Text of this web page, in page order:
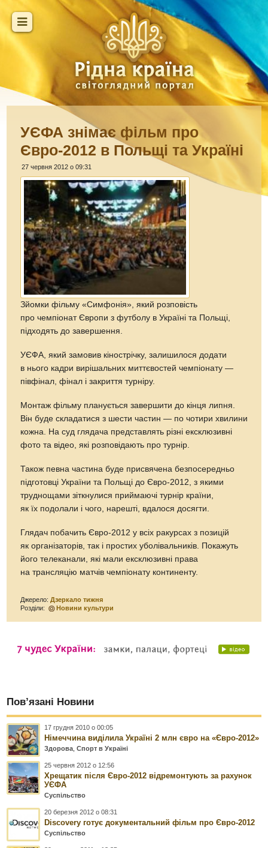
УЄФА знімає фільм про
Євро-2012 в Польщі та Україні
27 червня 2012 о 09:31
Зйомки фільму «Симфонія», який розповість
про чемпіонат Європи з футболу в Україні та Польщі,
підходять до завершення.
УЄФА, який замовив кінострічку, залишилося додати
в нього кадри вирішальних миттєвостей чемпіонату —
півфінал, фінал і закриття турніру.
Монтаж фільму планується завершити до кінця липня.
Він буде складатися з шести частин — по чотири хвилини
кожна. На суд глядача представлять різні ексклюзивні
фото та відео, які розповідають про турнір.
Також певна частина буде присвячена безпосередньо
підготовці України та Польщі до Євро-2012, з якими
труднощами зіткнулися приймаючі турнір країни,
як їх подолали і чого, нарешті, вдалося досягти.
Глядач побачить Євро-2012 у всіх ракурсах з позицій
як організаторів, так і простих уболівальників. Покажуть
його телеканали, які мали ексклюзивні права
на трансляцію матчів чемпіонату континенту.
Джерело:Дзеркало тижня
Розділи:
Новини культури
Пов’язані Новини
17 грудня 2010 о 00:05
Німеччина виділила Україні 2 млн євро на «Євро-2012»
Здорова ,Спорт в Україні
25 червня 2012 о 12:56
Хрещатик після Євро-2012 відремонтують за рахунок
УЄФА
Суспільство
20 березня 2012 о 08:31
Discovery готує документальний фільм про Євро-2012
Суспільство